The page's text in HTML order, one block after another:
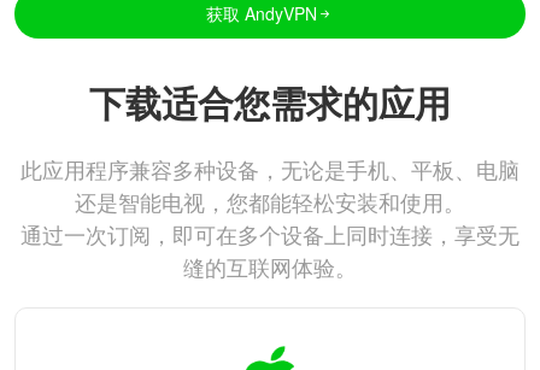
获取 AndyVPN
下载适合您需求的应用
此应用程序兼容多种设备，无论是手机、平板、电脑
还是智能电视，您都能轻松安装和使用。
通过一次订阅，即可在多个设备上同时连接，享受无
缝的互联网体验。